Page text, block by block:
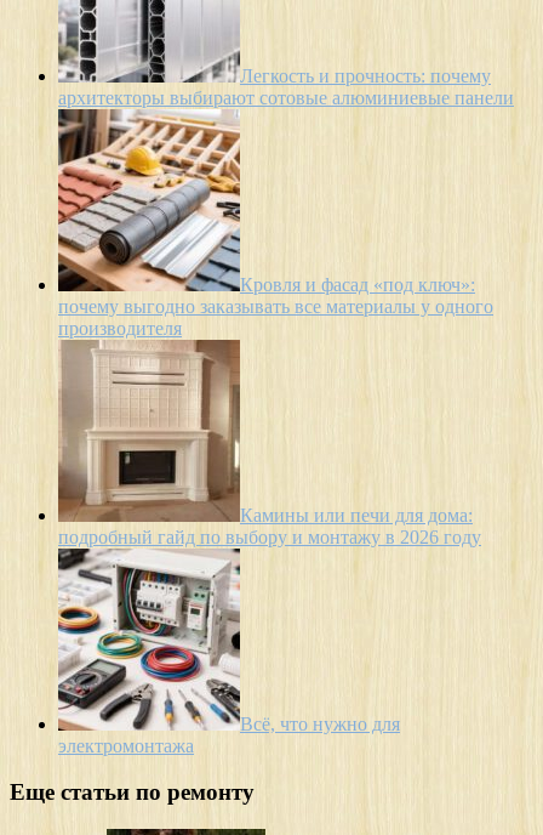
Легкость и прочность: почему
архитекторы выбирают сотовые алюминиевые панели
Кровля и фасад «под ключ»:
почему выгодно заказывать все материалы у одного
производителя
Камины или печи для дома:
подробный гайд по выбору и монтажу в 2026 году
Всё, что нужно для
электромонтажа
Еще статьи по ремонту